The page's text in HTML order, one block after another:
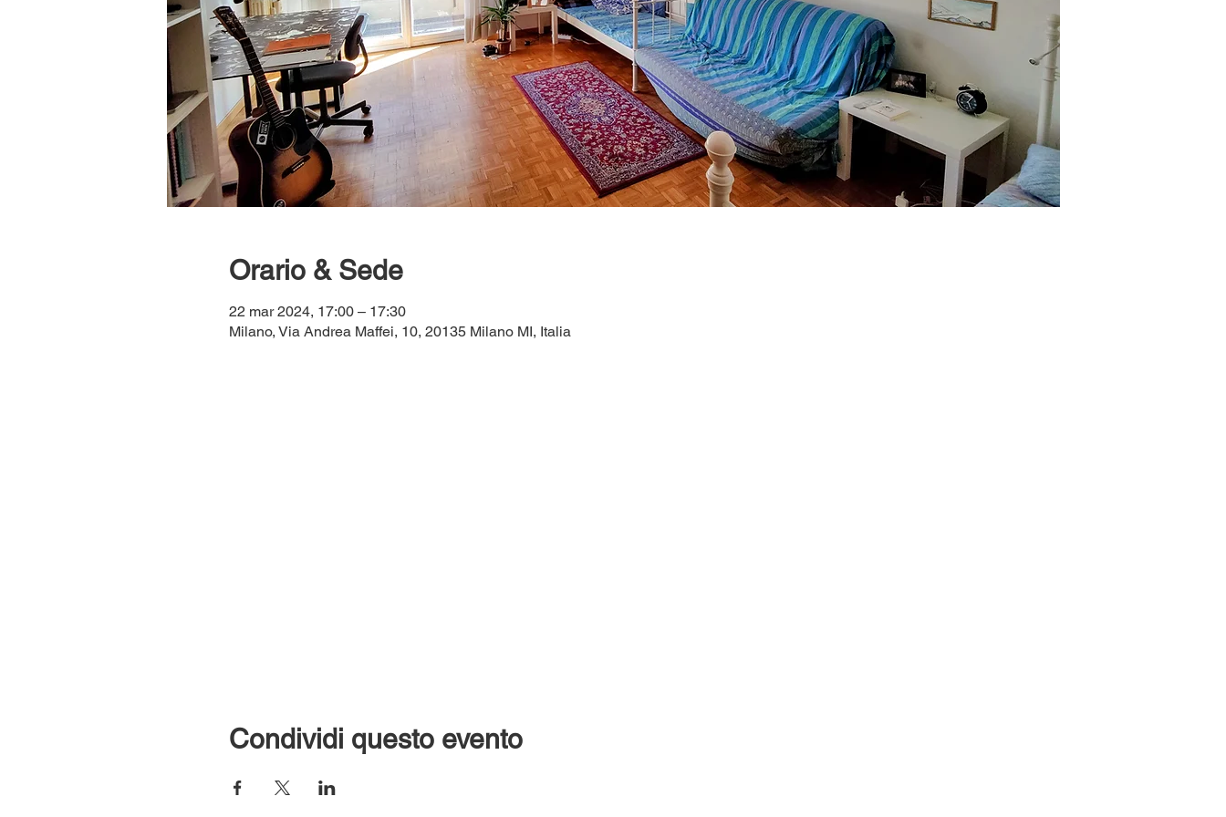
Orario & Sede
22 mar 2024, 17:00 – 17:30
Milano, Via Andrea Maffei, 10, 20135 Milano MI, Italia
Condividi questo evento